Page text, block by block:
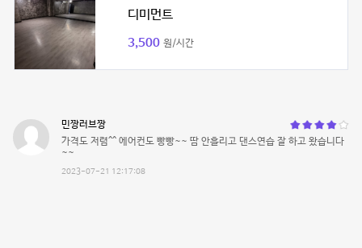
디미먼트
3,500 원/시간
민짱러브짱
가격도 저렴^^ 에어컨도 빵빵~~ 땀 안흘리고 댄스연습 잘 하고 왔습니다
~~
2023-07-21 12:17:08